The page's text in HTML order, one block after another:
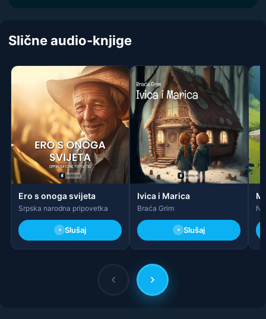
Slične audio-knjige
Ero s onoga svijeta
Srpska narodna pripovetka
Slušaj
Ivica i Marica
Braća Grim
Slušaj